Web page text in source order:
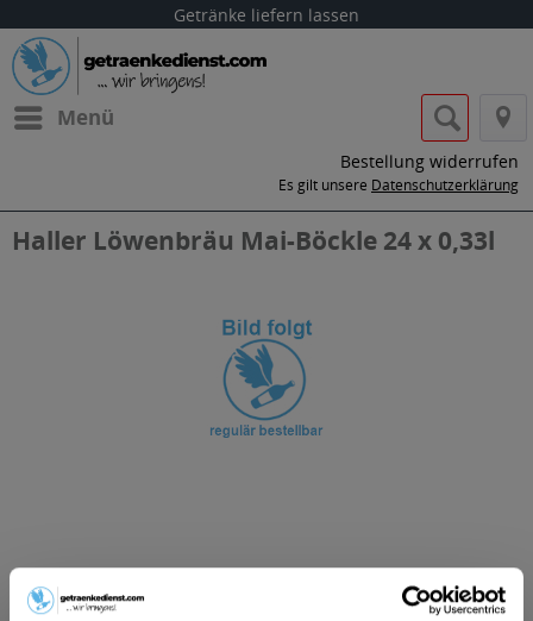
Getränke liefern lassen
Menü
Bestellung widerrufen
Es gilt unsere Datenschutzerklärung
Haller Löwenbräu Mai-Böckle 24 x 0,33l
ab 101,01 € *